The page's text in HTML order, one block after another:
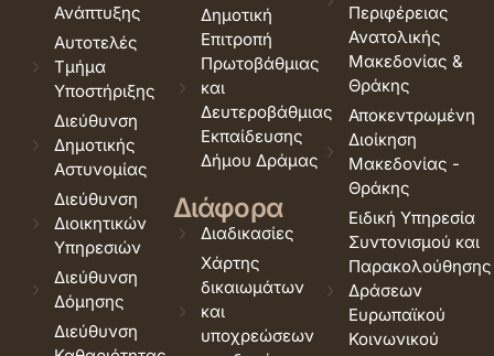
Ανάπτυξης
Αυτοτελές
Τμήμα
Υποστήριξης
Διεύθυνση
Δημοτικής
Αστυνομίας
Διεύθυνση
Διοικητικών
Υπηρεσιών
Διεύθυνση
Δόμησης
Διεύθυνση
Δημοτική
Επιτροπή
Πρωτοβάθμιας
και
Δευτεροβάθμιας
Εκπαίδευσης
Δήμου Δράμας
Διάφορα
Διαδικασίες
Χάρτης
δικαιωμάτων
και
υποχρεώσεων
Περιφέρειας
Ανατολικής
Μακεδονίας &
Θράκης
Αποκεντρωμένη
Διοίκηση
Μακεδονίας -
Θράκης
Ειδική Υπηρεσία
Συντονισμού και
Παρακολούθησης
Δράσεων
Ευρωπαϊκού
Κοινωνικού